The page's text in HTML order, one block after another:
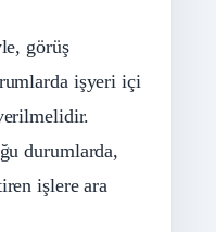
görüş
işyeri içi
durumlarda,
işlere ara